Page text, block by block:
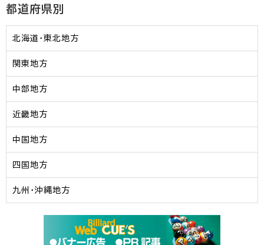
都道府県別
北海道・東北地方
関東地方
中部地方
近畿地方
中国地方
四国地方
九州・沖縄地方